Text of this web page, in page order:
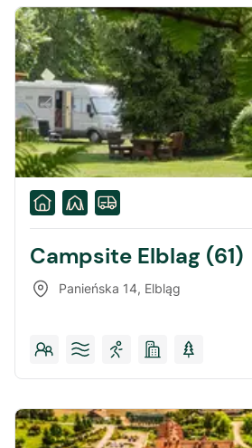
Campsite Elblag (61)
Panieńska 14, Elbląg